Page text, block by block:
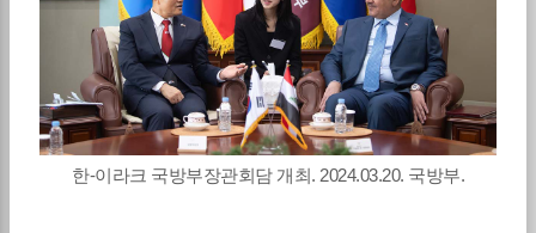
한-이라크 국방부장관회담 개최. 2024.03.20. 국방부.